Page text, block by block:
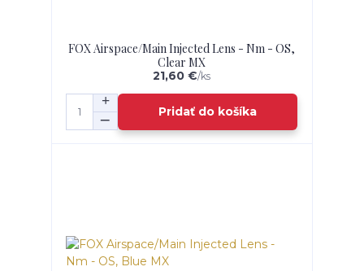
FOX Airspace/Main Injected Lens - Nm - OS,
Clear MX
21,60 €/ks
Pridať do košíka